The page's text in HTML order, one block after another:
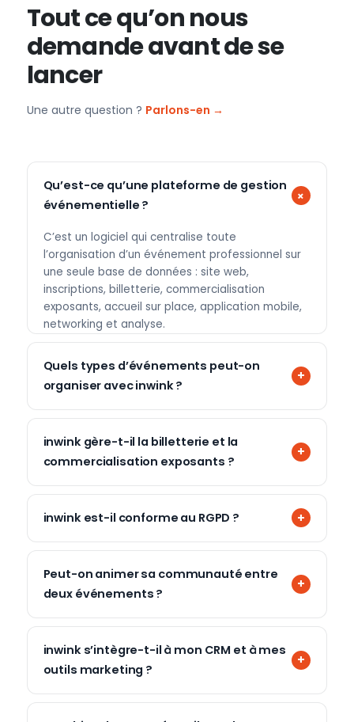
Tout ce qu’on nous
demande avant de se
lancer
Une autre question ? Parlons-en →
Qu’est-ce qu’une plateforme de gestion
événementielle ?
C’est un logiciel qui centralise toute
l’organisation d’un événement professionnel sur
une seule base de données : site web,
inscriptions, billetterie, commercialisation
exposants, accueil sur place, application mobile,
networking et analyse.
Quels types d’événements peut-on
organiser avec inwink ?
inwink gère-t-il la billetterie et la
commercialisation exposants ?
inwink est-il conforme au RGPD ?
Peut-on animer sa communauté entre
deux événements ?
inwink s’intègre-t-il à mon CRM et à mes
outils marketing ?